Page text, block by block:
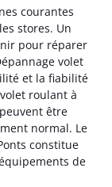
courantes
stores. Un
pour réparer
volet
et la fiabilité
roulant à
être
normal. Le
constitue
de